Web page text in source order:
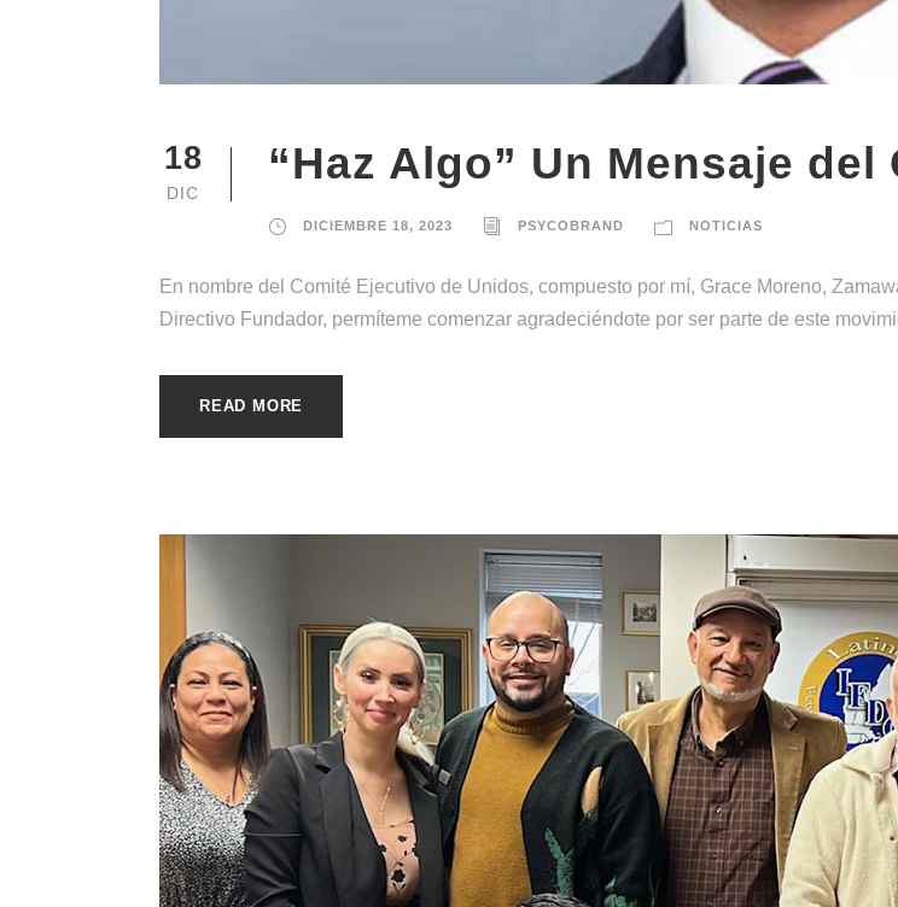
18
DIC
“Haz Algo” Un Mensaje
DICIEMBRE 18, 2023 PSYCOBRAND NOTICIAS
En nombre del Comité Ejecutivo de Unidos, compuesto por mí, Grace Moreno,
Directivo Fundador, permíteme comenzar agradeciéndote por ser parte de este
READ MORE